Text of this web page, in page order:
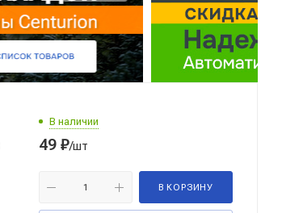
В наличии
49 ₽/шт
В КОРЗИНУ